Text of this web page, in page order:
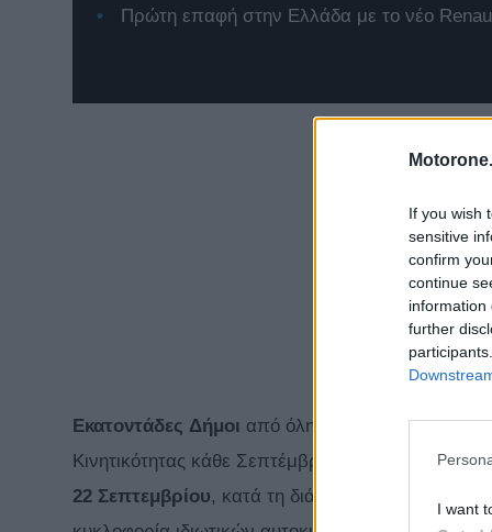
If you wish
sensitive
confirm
continue
information
further
I want
Πρώτη επαφή στην Ελλάδα με το νέο
Εκατοντάδες Δήμοι από όλη την Ευρώπη
Κινητικότητας κάθε Σεπτέμβρη, με κορύφωση
22 Σεπτεμβρίου, κατά τη διάρκεια της οποίας